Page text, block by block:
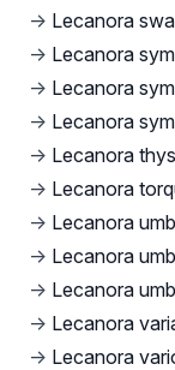
→ Lecanora
→ Lecanora
→ Lecanora
→ Lecanora
→ Lecanora
→ Lecanora
→ Lecanora
→ Lecanora
→ Lecanora
→ Lecanora
→ Lecanora